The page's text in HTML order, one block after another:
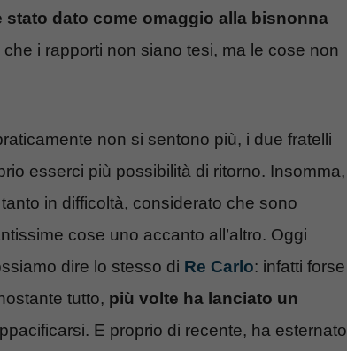
stato dato come omaggio alla bisnonna
i rapporti non siano tesi, ma le cose non
non si sentono più, i due fratelli
esserci più possibilità di ritorno. Insomma,
in difficoltà, considerato che sono
cose uno accanto all’altro. Oggi
dire lo stesso di Re Carlo: infatti forse
tutto, più volte ha lanciato un
E proprio di recente, ha esternato